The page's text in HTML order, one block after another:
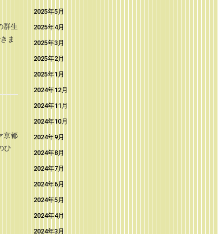
群生
ま
京都
ひ
2025年5月
2025年4月
2025年3月
2025年2月
2025年1月
2024年12月
2024年11月
2024年10月
2024年9月
2024年8月
2024年7月
2024年6月
2024年5月
2024年4月
2024年3月